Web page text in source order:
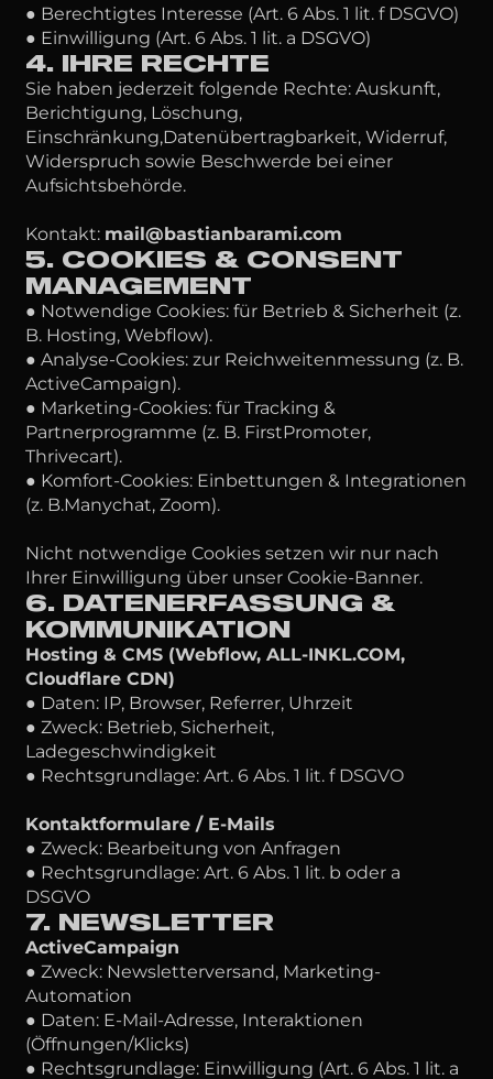
● Berechtigtes Interesse (Art. 6 Abs. 1 lit. f DSGVO)
● Einwilligung (Art. 6 Abs. 1 lit. a DSGVO)
4. IHRE RECHTE
Sie haben jederzeit folgende Rechte: Auskunft,
Berichtigung, Löschung,
Einschränkung,Datenübertragbarkeit, Widerruf,
Widerspruch sowie Beschwerde bei einer
Aufsichtsbehörde.
Kontakt: mail@bastianbarami.com
5. COOKIES & CONSENT
MANAGEMENT
● Notwendige Cookies: für Betrieb & Sicherheit (z.
B. Hosting, Webflow).
● Analyse-Cookies: zur Reichweitenmessung (z. B.
ActiveCampaign).
● Marketing-Cookies: für Tracking &
Partnerprogramme (z. B. FirstPromoter,
Thrivecart).
● Komfort-Cookies: Einbettungen & Integrationen
(z. B.Manychat, Zoom).
Nicht notwendige Cookies setzen wir nur nach
Ihrer Einwilligung über unser Cookie-Banner.
6. DATENERFASSUNG &
KOMMUNIKATION
Hosting & CMS (Webflow, ALL-INKL.COM,
Cloudflare CDN)
● Daten: IP, Browser, Referrer, Uhrzeit
● Zweck: Betrieb, Sicherheit,
Ladegeschwindigkeit
● Rechtsgrundlage: Art. 6 Abs. 1 lit. f DSGVO
Kontaktformulare / E-Mails
● Zweck: Bearbeitung von Anfragen
● Rechtsgrundlage: Art. 6 Abs. 1 lit. b oder a
DSGVO
7. NEWSLETTER
ActiveCampaign
● Zweck: Newsletterversand, Marketing-
Automation
● Daten: E-Mail-Adresse, Interaktionen
(Öffnungen/Klicks)
● Rechtsgrundlage: Einwilligung (Art. 6 Abs. 1 lit. a